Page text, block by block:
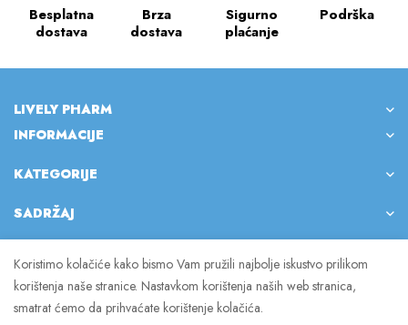
Besplatna
dostava
Brza
dostava
Sigurno
plaćanje
Podrška
LIVELY PHARM
INFORMACIJE
KATEGORIJE
SADRŽAJ
© 2023 Lively Pharm. Sva prava pridržana.
Koristimo kolačiće kako bismo Vam pružili najbolje iskustvo prilikom
korištenja naše stranice. Nastavkom korištenja naših web stranica,
smatrat ćemo da prihvaćate korištenje kolačića.